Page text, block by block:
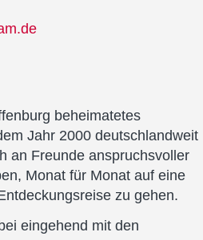
beheimatetes
Jahr 2000 deutschlandweit
an Freunde anspruchsvoller
Monat für Monat auf eine
zu gehen.
eingehend mit den